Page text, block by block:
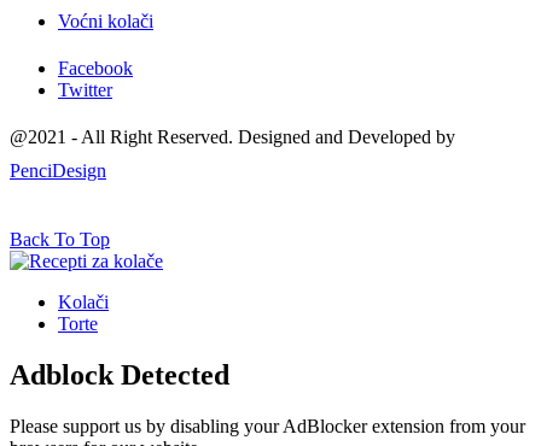
Voćni kolači
Facebook
Twitter
@2021 - All Right Reserved. Designed and Developed by
PenciDesign
Back To Top
Kolači
Torte
Adblock Detected
Please support us by disabling your AdBlocker extension from your